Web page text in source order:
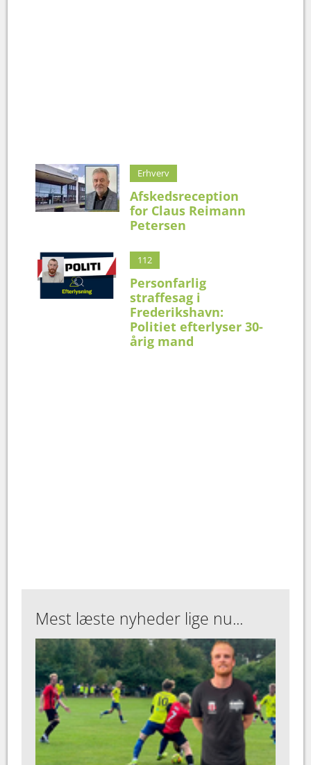
Erhverv
Afskedsreception
for Claus Reimann
Petersen
112
Personfarlig
straffesag i
Frederikshavn:
Politiet efterlyser 30-
årig mand
Mest læste nyheder lige nu...